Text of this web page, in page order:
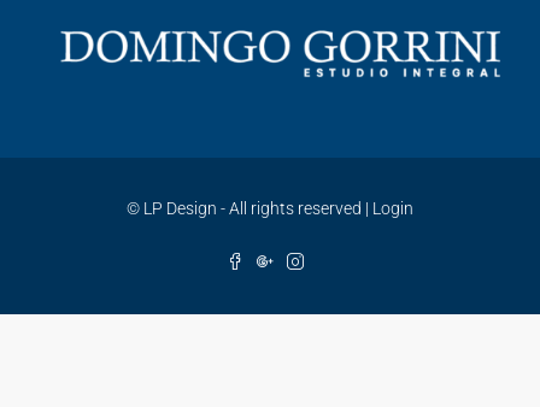
© LP Design - All rights reserved | Login